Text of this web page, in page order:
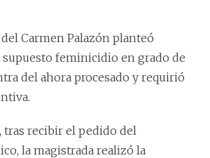
Carmen Palazón planteó
feminicidio en grado de
del ahora procesado y requirió
tras recibir el pedido del
la magistrada realizó la